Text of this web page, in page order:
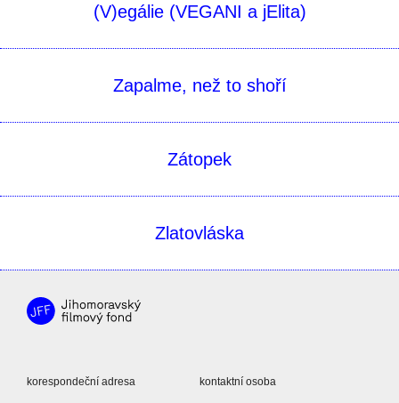
(V)egálie (VEGANI a jElita)
Zapalme, než to shoří
Zátopek
Zlatovláska
korespondeční adresa kontaktní osoba